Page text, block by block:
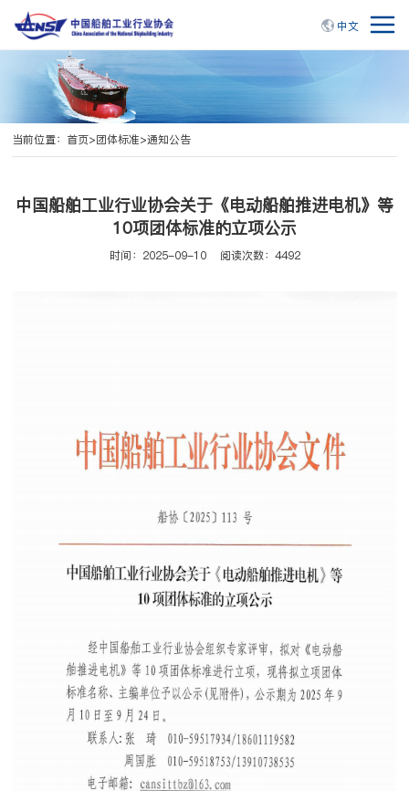
中文
当前位置： 首页>团体标准>通知公告
中国船舶工业行业协会关于《电动船舶推进电机》等
10项团体标准的立项公示
时间：2025-09-10 阅读次数：4492